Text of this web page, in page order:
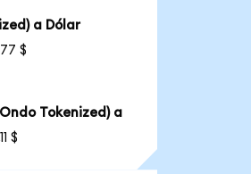
a Dólar
$
Tokenized) a
$